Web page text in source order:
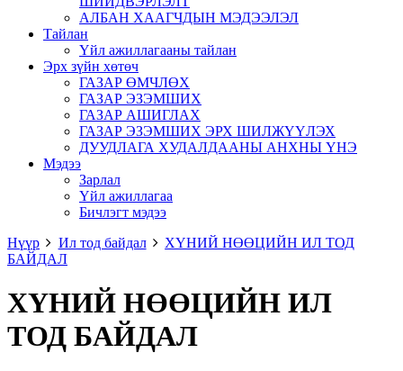
АЛБАН ХААГЧДЫН МЭДЭЭЛЭЛ
Тайлан
Үйл ажиллагааны тайлан
Эрх зүйн хөтөч
ГАЗАР ӨМЧЛӨХ
ГАЗАР ЭЗЭМШИХ
ГАЗАР АШИГЛАХ
ГАЗАР ЭЗЭМШИХ ЭРХ ШИЛЖҮҮЛЭХ
ДУУДЛАГА ХУДАЛДААНЫ АНХНЫ ҮНЭ
Мэдээ
Зарлал
Үйл ажиллагаа
Бичлэгт мэдээ
Нүүр
Ил тод байдал
ХҮНИЙ НӨӨЦИЙН ИЛ ТОД
БАЙДАЛ
ХҮНИЙ НӨӨЦИЙН ИЛ
ТОД БАЙДАЛ